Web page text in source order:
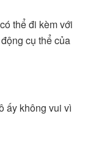
thể đi kèm với
cụ thể của
ấy không vui vì